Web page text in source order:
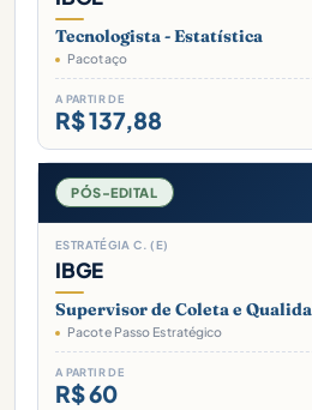
Tecnologista - Estatística
Pacotaço
A PARTIR DE
R$ 137,88
PÓS-EDITAL
ESTRATÉGIA C. (E)
IBGE
Supervisor de Coleta e
Pacote Passo Estratégico
A PARTIR DE
R$ 60